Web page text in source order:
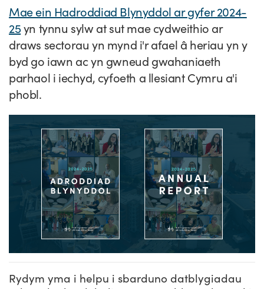
Ymuno â'n tîm
Adroddiadau ar Wybodaeth y Sector
Fideos Astudiaethau Achos
Cyflwyno astudiaeth achos
Cyflwyno stori newyddion
Blogiau
Mae ein Hadroddiad Blynyddol ar gyfer 2024-
25yn tynnu sylw at sut mae cydweithio ar
draws sectorau yn mynd i'r afael â heriau yn y
byd go iawn ac yn gwneud gwahaniaeth
parhaol i iechyd, cyfoeth a llesiant Cymru a'i
phobl.
Rydym yma i helpu i sbarduno datblygiadau